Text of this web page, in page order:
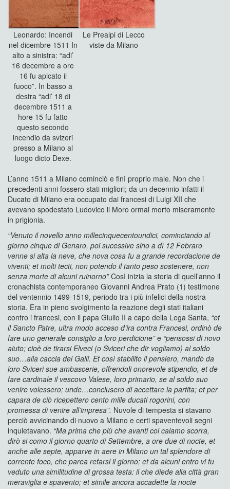
Leonardo: Incendi
nel dicembre 1511 In
alto a sinistra: “adi’
16 decembre a ore
16 fu apicato il
fuoco”. In basso a
destra “adi’ 18 di
decembre 1511 a
hore 15 fu fatto
questo secondo
incendio da svizeri
presso a Milano al
luogo dicto Dexe.
Le Prealpi di Lecco
viste da Milano
L’anno 1511 a Milano cominciò e finì proprio male. Non che i
precedenti anni fossero stati migliori; da un decennio infatti il
Ducato di Milano era occupato dai francesi di Luigi XII che
avevano spodestato Ludovico il Moro ormai morto miseramente
in prigionia.
“Venuto il novello anno millecinquecentoundici, cominciando al
giorno cinque di Genaro, poi sucessive sino a dì 12 Febraro
venne si alta la neve, che nova cosa fu a grande recordacione de
viventi; et molti tecti, non potendo il tanto peso sostenere, non
senza morte di alcuni ruinorno”Così inizia la storia di quell’anno il
cronachista contemporaneo Giovanni Andrea Prato (1) testimone
del ventennio 1499-1519, periodo tra i più infelici della nostra
storia. Era in pieno svolgimento la reazione degli stati italiani
contro i francesi, con il papa Giulio II a capo della Lega Santa, “et
il Sancto Patre, ultra modo acceso d’ira contra Francesi, ordinò de
fare uno generale consiglio a loro perdicione”e “pensossi di novo
aiuto; cioè de tirarsi Elveci (o Sviceri che dir vogliamo) al soldo
suo…alla caccia dei Galli. Et così stabilito il pensiero, mandò da
loro Sviceri sue ambascerie, offrendoli onorevole stipendio, et de
fare cardinale il vescovo Valese, loro primario, se al soldo suo
venire volessero; unde…conclusero di accettare la partita; et per
capara de ciò ricepettero cento mille ducati rogorini, con
promessa di venire all’impresa”. Nuvole di tempesta si stavano
perciò avvicinando di nuovo a Milano e certi spaventevoli segni
inquietavano. “Ma prima che più che avanti col calamo scorra,
dirò si como il giorno quarto di Settembre, a ore due di nocte, et
anche alle septe, apparve in aere in Milano un tal splendore di
corrente foco, che parea refarsi il giorno; et da alcuni entro vi fu
veduto una similitudine di grossa testa: il che diede alla città gran
meraviglia e spavento; et simile ancora accadette la nocte